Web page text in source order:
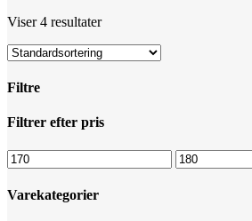
Viser 4 resultater
Filtre
Luk
Filtrer efter pris
Mindste
pris
Højeste
pris
Varekategorier